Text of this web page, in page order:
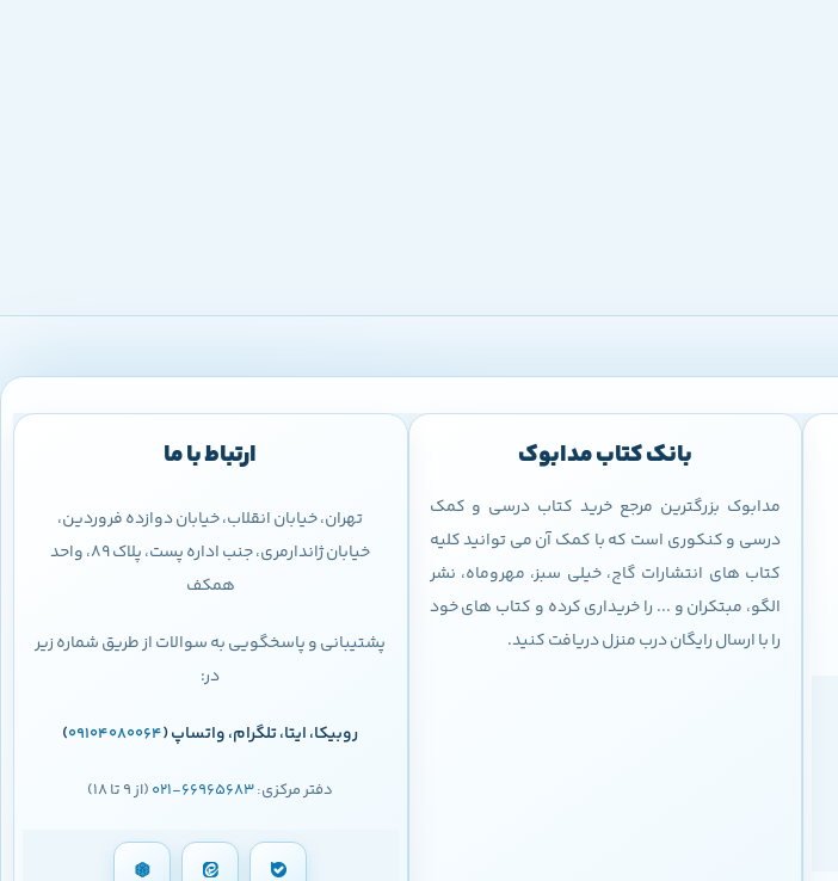
بانک کتاب مدابوک
مدابوک بزرگترین مرجع خرید کتاب درسی و کمک
درسی و کنکوری است که با کمک آن می توانید کلیه
کتاب های انتشارات گاج، خیلی سبز، مهروماه، نشر
الگو، مبتکران و ... را خریداری کرده و کتاب های خود
را با ارسال رایگان درب منزل دریافت کنید.
ارتباط با ما
تهران، خیابان انقلاب، خیابان دوازده فروردین،
خیابان ژاندارمری، جنب اداره پست، پلاک 89، واحد
همکف
پشتیبانی و پاسخگویی به سوالات از طریق شماره زیر
در:
روبیکا، ایتا، تلگرام، واتساپ (09104080064
)
دفتر مرکزی:66965683-021 (از 9 تا 18)